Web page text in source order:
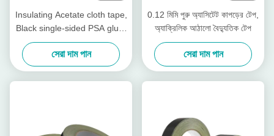
Insulating Acetate cloth tape,
Black single-sided PSA glue,
for transformers
সেরা দাম পান
0.12 মিমি পুরু অ্যাসিটেট কাপড়ের টেপ,
অ্যাক্রিলিক আঠালো বৈদ্যুতিক টেপ
সেরা দাম পান